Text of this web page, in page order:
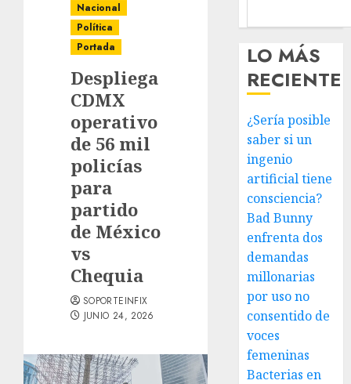
Nacional
Política
Portada
Despliega
CDMX
operativo
de 56 mil
policías
para
partido
de México
vs
Chequia
SOPORTEINFIX
JUNIO 24, 2026
LO MÁS
RECIENTE
¿Sería posible
saber si un
ingenio
artificial tiene
consciencia?
Bad Bunny
enfrenta dos
demandas
millonarias
por uso no
consentido de
voces
femeninas
Bacterias en